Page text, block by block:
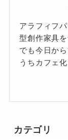
アラフィフ
型創作家具
でも今日か
うちカフェ
カテゴリ